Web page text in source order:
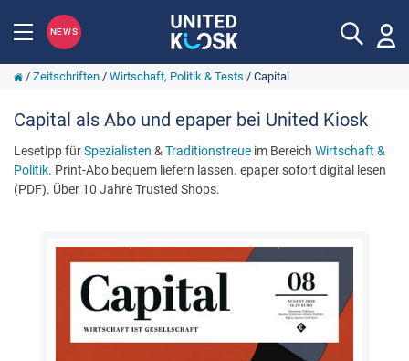
NEWS
/ Zeitschriften/ Wirtschaft, Politik & Tests / Capital
Capital als Abo und epaper bei United Kiosk
Lesetipp fürSpezialisten & Traditionstreue im Bereich Wirtschaft &
Politik. Print-Abo bequem liefern lassen. epaper sofort digital lesen
(PDF). Über 10 Jahre Trusted Shops.